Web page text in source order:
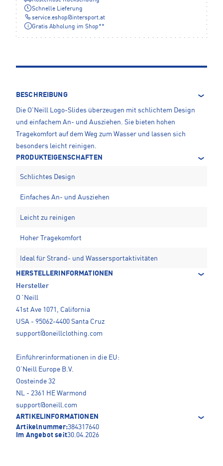
Schnelle Lieferung
service.eshop@intersport.at
Gratis Abholung im Shop**
BESCHREIBUNG
Die O'Neill Logo-Slides überzeugen mit schlichtem Design
und einfachem An- und Ausziehen. Sie bieten hohen
Tragekomfort auf dem Weg zum Wasser und lassen sich
besonders leicht reinigen.
PRODUKTEIGENSCHAFTEN
Schlichtes Design
Einfaches An- und Ausziehen
Leicht zu reinigen
Hoher Tragekomfort
Ideal für Strand- und Wassersportaktivitäten
HERSTELLERINFORMATIONEN
Hersteller
O´Neill
41st Ave 1071, California
USA - 95062-4400 Santa Cruz
support@oneillclothing.com
Einführerinformationen in die EU:
O’Neill Europe B.V.
Oosteinde 32
NL - 2361 HE Warmond
support@oneill.com
ARTIKELINFORMATIONEN
Artikelnummer:384317640
Im Angebot seit30.04.2026